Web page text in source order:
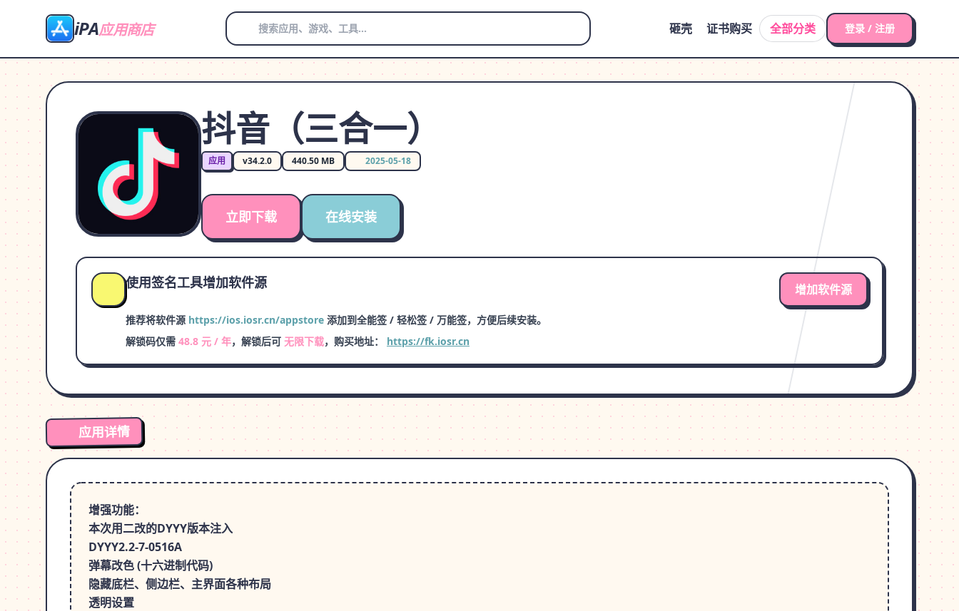
iPA应用商店 砸壳 证书购买 全部分类 登录 / 注册
抖音（三合一）
应用 v34.2.0 440.50 MB 2025-05-18
立即下载 在线安装
使用签名工具增加软件源 增加软件源
推荐将软件源 https://ios.iosr.cn/appstore 添加到全能签 / 轻松签 / 万能签，方便后续安装。
解锁码仅需 48.8 元 / 年，解锁后可 无限下载，购买地址： https://fk.iosr.cn
应用详情
增强功能：
本次用二改的DYYY版本注入
DYYY2.2-7-0516A
弹幕改色 (十六进制代码)
隐藏底栏、侧边栏、主界面各种布局
透明设置